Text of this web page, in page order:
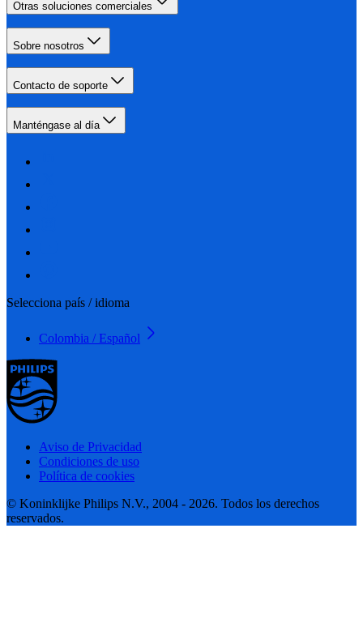
Otras soluciones comerciales
Sobre nosotros
Contacto de soporte
Manténgase al día
Selecciona país / idioma
Colombia / Español
Aviso de Privacidad
Condiciones de uso
Política de cookies
© Koninklijke Philips N.V., 2004 - 2026. Todos los derechos
reservados.